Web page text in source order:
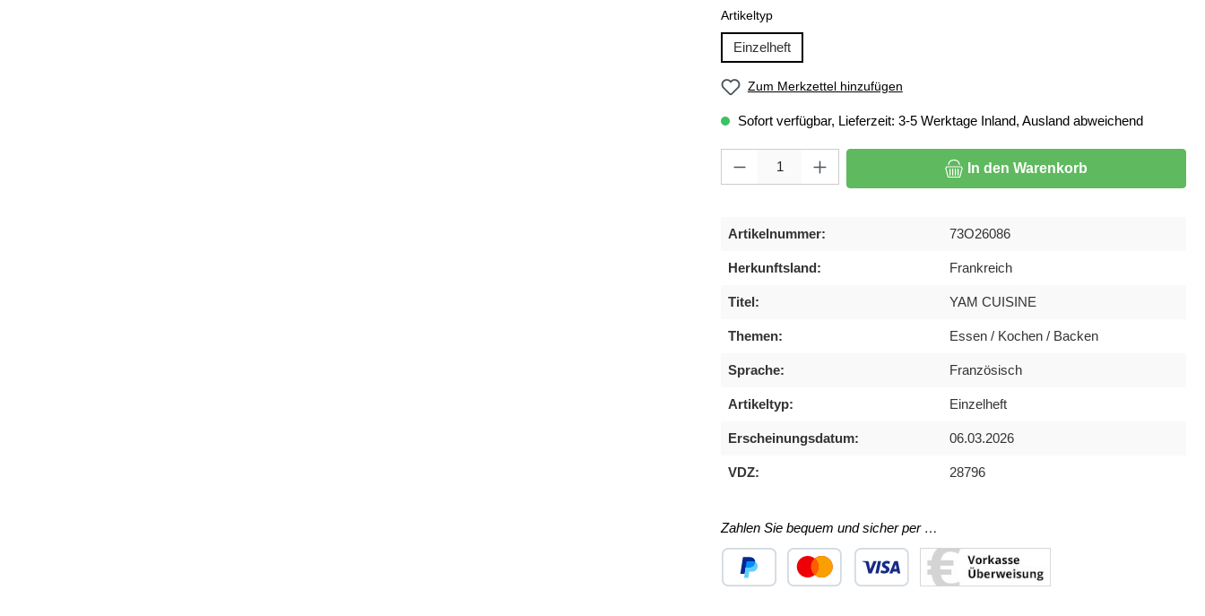
Artikeltypauswählen
Einzelheft
Zum Merkzettel hinzufügen
Sofort verfügbar, Lieferzeit: 3-5 Werktage Inland, Ausland abweichend
Produkt Anzahl: Gib den gewünschten Wert ein oder benutze die Schaltflächen um
In den Warenkorb
Artikelnummer: 73O26086
Herkunftsland: Frankreich
Titel: YAM CUISINE
Themen: Essen / Kochen / Backen
Sprache: Französisch
Artikeltyp: Einzelheft
Erscheinungsdatum: 06.03.2026
VDZ: 28796
Zahlen Sie bequem und sicher per …